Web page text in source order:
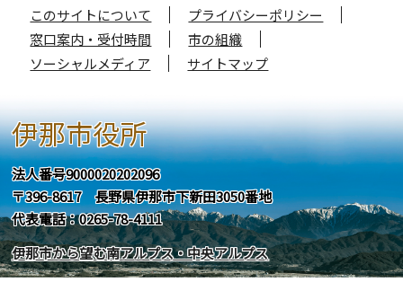
このサイトについて
プライバシーポリシー
窓口案内・受付時間
市の組織
ソーシャルメディア
サイトマップ
伊那市役所
法人番号9000020202096
〒396-8617 長野県伊那市下新田3050番地
代表電話：0265-78-4111
伊那市から望む南アルプス・中央アルプス